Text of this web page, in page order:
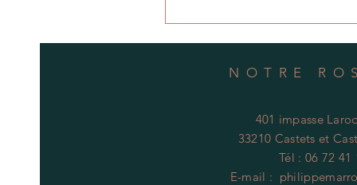
NOTRE
401 impasse
33210 Castets et
Tél : 06 72 41
E-mail :